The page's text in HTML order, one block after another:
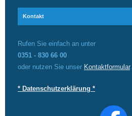
Kontakt
Rufen Sie einfach an unter
0351 - 830 66 00
oder nutzen Sie unser Kontaktformular.
* Datenschutzerklärung *